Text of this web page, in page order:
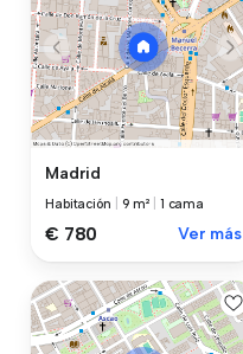
Madrid
Habitación 9 m² 1 cama
€ 780 Ver más